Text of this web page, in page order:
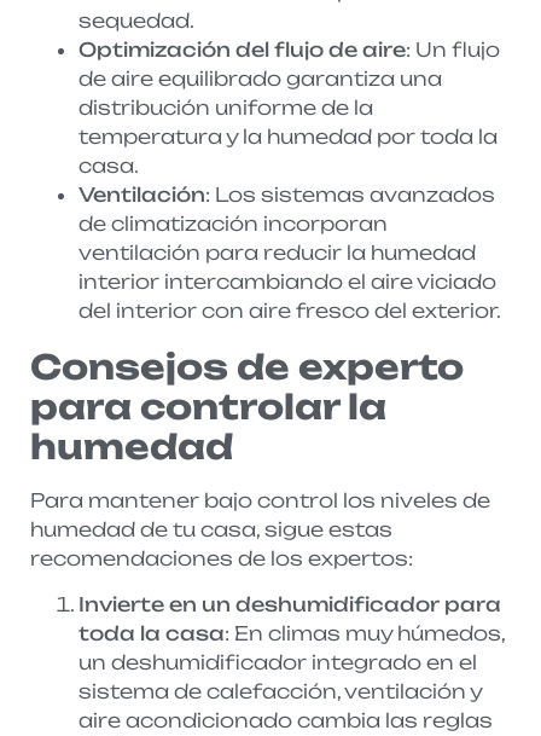
sequedad.
Optimización del flujo de aire: Un flujo
de aire equilibrado garantiza una
distribución uniforme de la
temperatura y la humedad por toda la
casa.
Ventilación: Los sistemas avanzados
de climatización incorporan
ventilación para reducir la humedad
interior intercambiando el aire viciado
del interior con aire fresco del exterior.
Consejos de experto
para controlar la
humedad
Para mantener bajo control los niveles de
humedad de tu casa, sigue estas
recomendaciones de los expertos:
Invierte en un deshumidificador para
toda la casa: En climas muy húmedos,
un deshumidificador integrado en el
sistema de calefacción, ventilación y
aire acondicionado cambia las reglas